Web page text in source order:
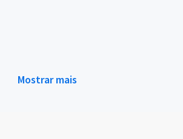
Mostrar mais